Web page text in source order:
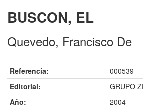
BUSCON, EL
Quevedo, Francisco De
Referencia:
000539
Editorial:
GRUPO
Año:
2004